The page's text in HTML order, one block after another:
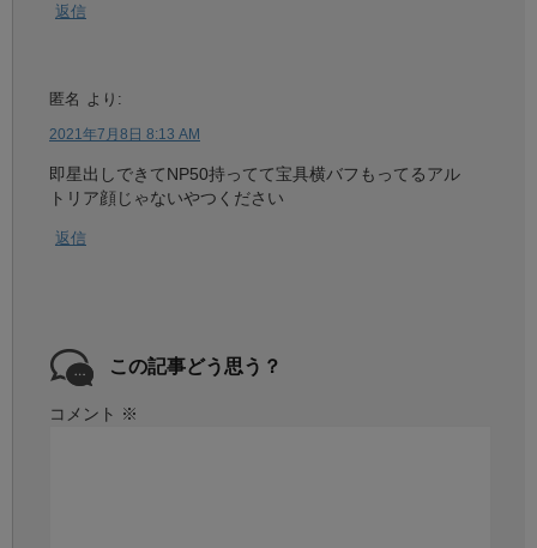
返信
匿名 より:
2021年7月8日 8:13 AM
即星出しできてNP50持ってて宝具横バフもってるアル
トリア顔じゃないやつください
返信
この記事どう思う？
コメント ※